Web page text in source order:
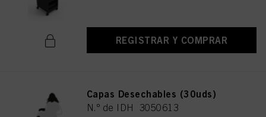
REGISTRAR Y COMPRAR
Capas Desechables (30uds)
N.º de IDH 3050613